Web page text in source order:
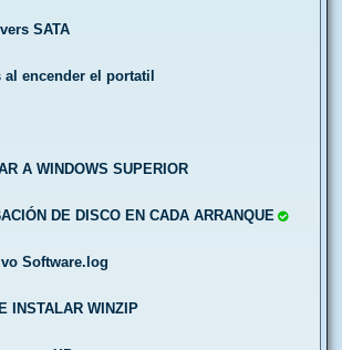
SATA
al encender el portatil
A WINDOWS SUPERIOR
DE DISCO EN CADA ARRANQUE
Software.log
INSTALAR WINZIP